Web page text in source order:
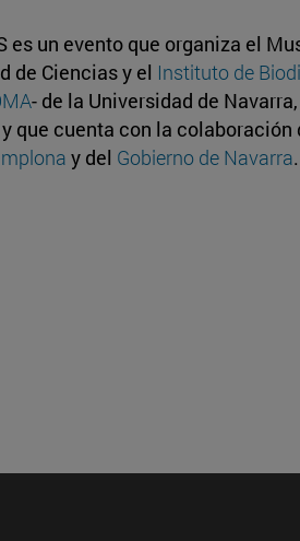
es un evento que organiza el
de Ciencias y el Instituto de
- de la Universidad de
y que cuenta con la colaboración
y del Gobierno de Navarra.